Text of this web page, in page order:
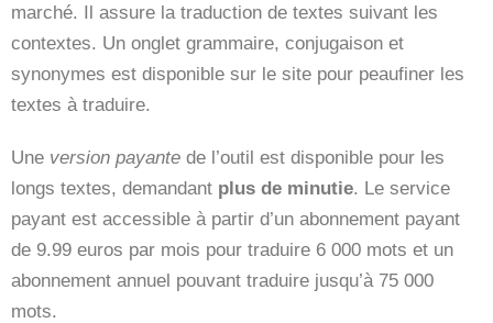
marché. Il assure la traduction de textes suivant les
contextes. Un onglet grammaire, conjugaison et
synonymes est disponible sur le site pour peaufiner les
textes à traduire.
Une version payante de l’outil est disponible pour les
longs textes, demandant plus de minutie. Le service
payant est accessible à partir d’un abonnement payant
de 9.99 euros par mois pour traduire 6 000 mots et un
abonnement annuel pouvant traduire jusqu’à 75 000
mots.